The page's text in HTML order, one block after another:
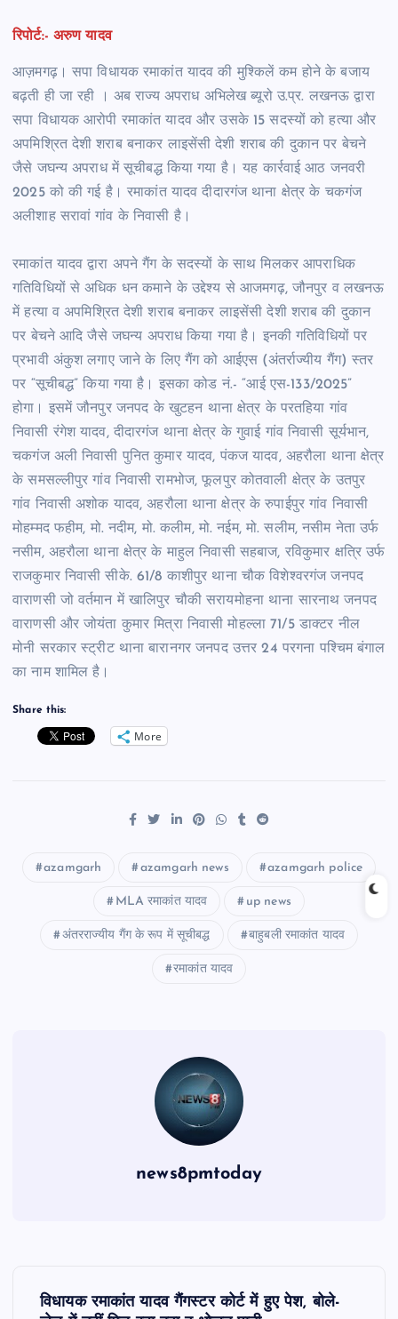
रिपोर्ट:- अरुण यादव
आज़मगढ़। सपा विधायक रमाकांत यादव की मुश्किलें कम होने के बजाय
बढ़ती ही जा रही । अब राज्य अपराध अभिलेख ब्यूरो उ.प्र. लखनऊ द्वारा
सपा विधायक आरोपी रमाकांत यादव और उसके 15 सदस्यों को हत्या और
अपमिश्रित देशी शराब बनाकर लाइसेंसी देशी शराब की दुकान पर बेचने
जैसे जघन्य अपराध में सूचीबद्ध किया गया है। यह कार्रवाई आठ जनवरी
2025 को की गई है। रमाकांत यादव दीदारगंज थाना क्षेत्र के चकगंज
अलीशाह सरावां गांव के निवासी है।
रमाकांत यादव द्वारा अपने गैंग के सदस्यों के साथ मिलकर आपराधिक
गतिविधियों से अधिक धन कमाने के उद्देश्य से आजमगढ़, जौनपुर व लखनऊ
में हत्या व अपमिश्रित देशी शराब बनाकर लाइसेंसी देशी शराब की दुकान
पर बेचने आदि जैसे जघन्य अपराध किया गया है। इनकी गतिविधियों पर
प्रभावी अंकुश लगाए जाने के लिए गैंग को आईएस (अंतर्राज्यीय गैंग) स्तर
पर “सूचीबद्ध” किया गया है। इसका कोड नं.- “आई एस-133/2025”
होगा। इसमें जौनपुर जनपद के खुटहन थाना क्षेत्र के परतहिया गांव
निवासी रंगेश यादव, दीदारगंज थाना क्षेत्र के गुवाई गांव निवासी सूर्यभान,
चकगंज अली निवासी पुनित कुमार यादव, पंकज यादव, अहरौला थाना क्षेत्र
के समसल्लीपुर गांव निवासी रामभोज, फूलपुर कोतवाली क्षेत्र के उतपुर
गांव निवासी अशोक यादव, अहरौला थाना क्षेत्र के रुपाईपुर गांव निवासी
मोहम्मद फहीम, मो. नदीम, मो. कलीम, मो. नईम, मो. सलीम, नसीम नेता उर्फ
नसीम, अहरौला थाना क्षेत्र के माहुल निवासी सहबाज, रविकुमार क्षत्रि उर्फ
राजकुमार निवासी सीके. 61/8 काशीपुर थाना चौक विशेश्वरगंज जनपद
वाराणसी जो वर्तमान में खालिपुर चौकी सरायमोहना थाना सारनाथ जनपद
वाराणसी और जोयंता कुमार मित्रा निवासी मोहल्ला 71/5 डाक्टर नील
मोनी सरकार स्ट्रीट थाना बारानगर जनपद उत्तर 24 परगना पश्चिम बंगाल
का नाम शामिल है।
Share this:
More
azamgarh azamgarh news azamgarh police
MLA रमाकांत यादव up news
अंतरराज्यीय गैंग के रूप में सूचीबद्ध बाहुबली रमाकांत यादव
रमाकांत यादव
news8pmtoday
विधायक रमाकांत यादव गैंगस्टर कोर्ट में हुए पेश, बोले-